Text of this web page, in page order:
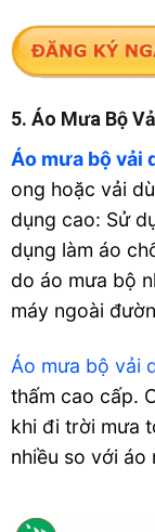
5. Áo Mưa Bộ
Áo mưa bộ vải
ong hoặc vải
dụng cao: Sử
dụng làm áo
do áo mưa bộ
máy ngoài
Áo mưa bộ vải
thấm cao cấp.
khi đi trời mưa
nhiều so với áo